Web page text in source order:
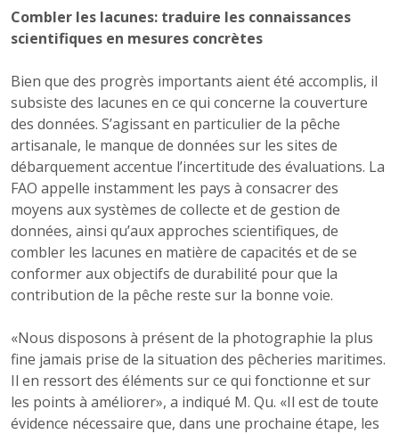
Combler les lacunes: traduire les connaissances
scientifiques en mesures concrètes
Bien que des progrès importants aient été accomplis, il
subsiste des lacunes en ce qui concerne la couverture
des données. S’agissant en particulier de la pêche
artisanale, le manque de données sur les sites de
débarquement accentue l’incertitude des évaluations. La
FAO appelle instamment les pays à consacrer des
moyens aux systèmes de collecte et de gestion de
données, ainsi qu’aux approches scientifiques, de
combler les lacunes en matière de capacités et de se
conformer aux objectifs de durabilité pour que la
contribution de la pêche reste sur la bonne voie.
«Nous disposons à présent de la photographie la plus
fine jamais prise de la situation des pêcheries maritimes.
Il en ressort des éléments sur ce qui fonctionne et sur
les points à améliorer», a indiqué M. Qu. «Il est de toute
évidence nécessaire que, dans une prochaine étape, les